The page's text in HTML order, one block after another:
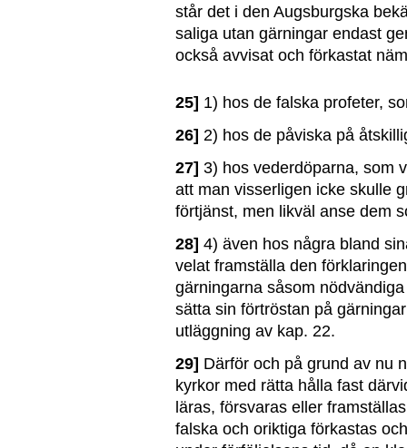
står det i den Augsburgska
saliga utan gärningar endast
också avvisat och förkastat
25] 1) hos de falska profeter,
26] 2) hos de påviska på
27] 3) hos vederdöparna, som
att man visserligen icke skulle
förtjänst, men likväl anse dem
28] 4) även hos några bland
velat framställa den
gärningarna såsom
sätta sin förtröstan på
utläggning av kap. 22.
29] Därför och på grund av nu
kyrkor med rätta hålla fast
läras, försvaras eller
falska och oriktiga förkastas